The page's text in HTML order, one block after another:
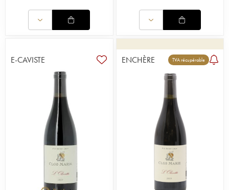
E-CAVISTE ENCHÈRE TVA récupérable